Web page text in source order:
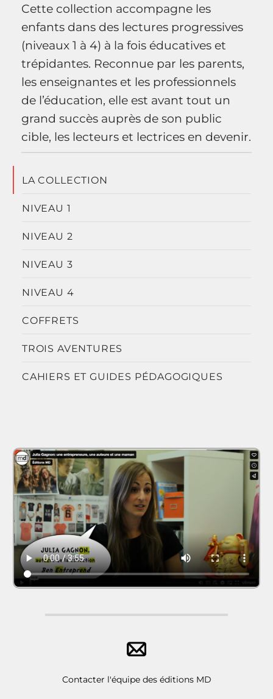
Cette collection accompagne les
enfants dans des lectures progressives
(niveaux 1 à 4) à la fois éducatives et
trépidantes. Reconnue par les parents,
les enseignantes et les professionnels
de l’éducation, elle est avant tout un
grand succès auprès de son public
cible, les lecteurs et lectrices en devenir.
LA COLLECTION
NIVEAU 1
NIVEAU 2
NIVEAU 3
NIVEAU 4
COFFRETS
TROIS AVENTURES
CAHIERS ET GUIDES PÉDAGOGIQUES
Contacter l'équipe des éditions MD